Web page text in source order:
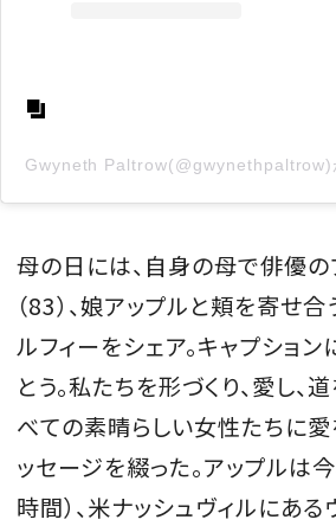
Gwyneth Paltrow(@gwynethpaltrow)
母の日には、自身の母で俳優の
（83）、娘アップルと頬を寄せ
ルフィーをシェア。キャプション
とう。私たちを形づくり、愛し、
べての素晴らしい女性たちに愛
ッセージを綴った。アップルは
時間）、米ナッシュヴィルにある